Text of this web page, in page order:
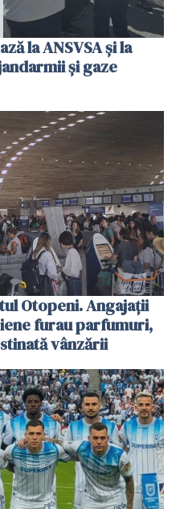
la ANSVSA și la
și gaze
Otopeni. Angajații
furau parfumuri,
vânzării